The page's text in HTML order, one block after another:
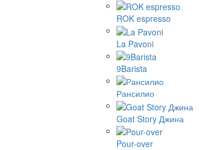
ROK espresso
La Pavoni
9Barista
Рансилио
Goat Story Джина
Pour-over